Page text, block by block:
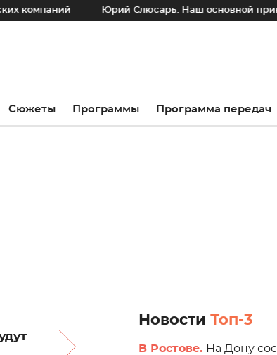
Юрий Слюсарь: Наш основной принцип –
Сюжеты Программы Программа передач
Новости Топ-3
В Ростове. На Дону